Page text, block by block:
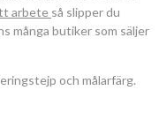
arbete så slipper du
många butiker som säljer
och målarfärg.